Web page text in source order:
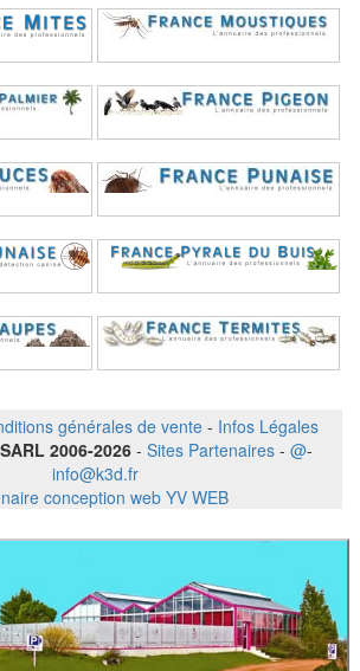
générales de vente - Infos Légales
2006-2026 - Sites Partenaires - @-
info@k3d.fr
conception web YV WEB